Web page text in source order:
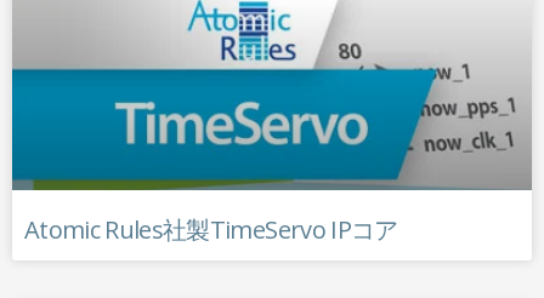
Atomic Rules社製TimeServo IPコア